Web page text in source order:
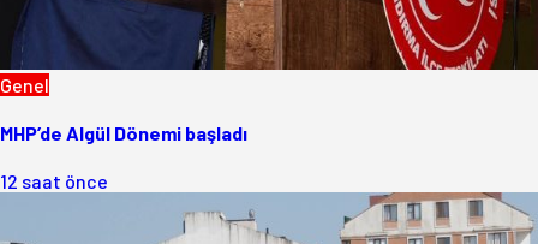
Genel
MHP’de Algül Dönemi başladı
12 saat önce